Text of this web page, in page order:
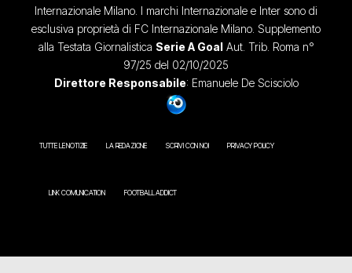
Internazionale Milano. I marchi Internazionale e Inter sono di
esclusiva proprietà di FC Internazionale Milano. Supplemento
alla Testata Giornalistica Serie A GoalAut. Trib. Roma n°
97/25 del 02/10/2025
Direttore Responsabile: Emanuele De Scisciolo
TUTTE LE NOTIZIE LA REDAZIONE SCRIVI CON NOI PRIVACY POLICY
LINK COMUNICATION FOOTBALL ADDICT